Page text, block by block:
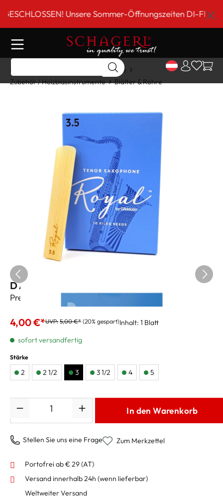
springenUnsere Sommer-Öffnungszeiten DI-FR 9 bis
Home
Holzblasinstrumente
Zubehör / Holzblasinstrumente
Blätter & Rohre
D Addario Royal Tenorsaxblätter 3
Preis pro Blatt
4,00 €*UVP: 5,00 €* (20% gespart)Inhalt: 1 Blatt
sofort versandfertig
Stärke
2 2 1/2 3 3 1/2 4 5
In den Warenkorb
Stellen Sie uns eine Frage Zum Merkzettel
Portofrei ab € 29 (AT)
Versand innerhalb 24h (wenn lieferbar)
Weltweiter Versand